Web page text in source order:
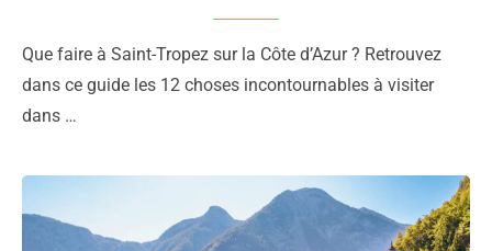
Que faire à Saint-Tropez sur la Côte d’Azur ? Retrouvez
dans ce guide les 12 choses incontournables à visiter
dans …